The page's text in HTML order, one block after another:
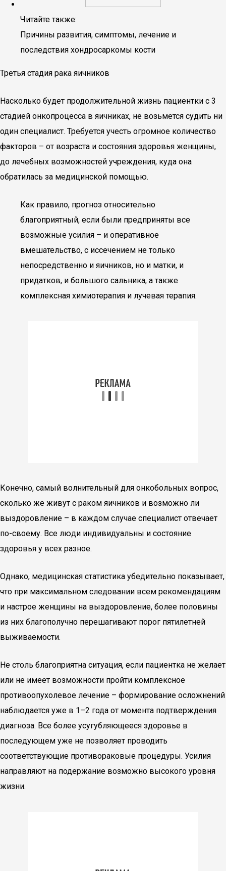
Читайте также:
Причины развития, симптомы, лечение и
последствия хондросаркомы кости
Третья стадия рака яичников
Насколько будет продолжительной жизнь пациентки с 3
стадией онкопроцесса в яичниках, не возьмется судить ни
один специалист. Требуется учесть огромное количество
факторов – от возраста и состояния здоровья женщины,
до лечебных возможностей учреждения, куда она
обратилась за медицинской помощью.
Как правило, прогноз относительно
благоприятный, если были предприняты все
возможные усилия – и оперативное
вмешательство, с иссечением не только
непосредственно и яичников, но и матки, и
придатков, и большого сальника, а также
комплексная химиотерапия и лучевая терапия.
Конечно, самый волнительный для онкобольных вопрос,
сколько же живут с раком яичников и возможно ли
выздоровление – в каждом случае специалист отвечает
по-своему. Все люди индивидуальны и состояние
здоровья у всех разное.
Однако, медицинская статистика убедительно показывает,
что при максимальном следовании всем рекомендациям
и настрое женщины на выздоровление, более половины
из них благополучно перешагивают порог пятилетней
выживаемости.
Не столь благоприятна ситуация, если пациентка не желает
или не имеет возможности пройти комплексное
противоопухолевое лечение – формирование осложнений
наблюдается уже в 1–2 года от момента подтверждения
диагноза. Все более усугубляющееся здоровье в
последующем уже не позволяет проводить
соответствующие противораковые процедуры. Усилия
направляют на подержание возможно высокого уровня
жизни.